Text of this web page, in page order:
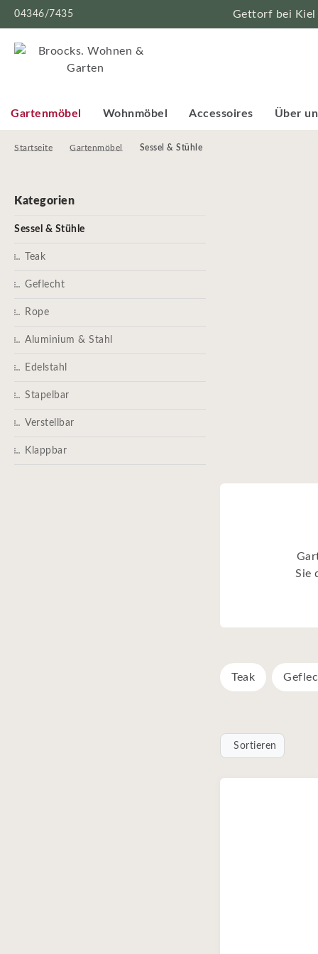
04346/7435 Gettorf bei Kiel
Gartenmöbel Wohnmöbel Accessoires Über
Startseite Gartenmöbel Sessel & Stühle
Kategorien
Sessel & Stühle
Teak
Geflecht
Rope
Aluminium & Stahl
Edelstahl
Stapelbar
Verstellbar
Klappbar
Sie
Teak
Sortieren